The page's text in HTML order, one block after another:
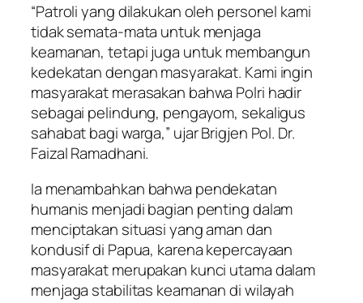
“Patroli yang dilakukan oleh personel kami
tidak semata-mata untuk menjaga
keamanan, tetapi juga untuk membangun
kedekatan dengan masyarakat. Kami ingin
masyarakat merasakan bahwa Polri hadir
sebagai pelindung, pengayom, sekaligus
sahabat bagi warga,” ujar Brigjen Pol. Dr.
Faizal Ramadhani.
Ia menambahkan bahwa pendekatan
humanis menjadi bagian penting dalam
menciptakan situasi yang aman dan
kondusif di Papua, karena kepercayaan
masyarakat merupakan kunci utama dalam
menjaga stabilitas keamanan di wilayah